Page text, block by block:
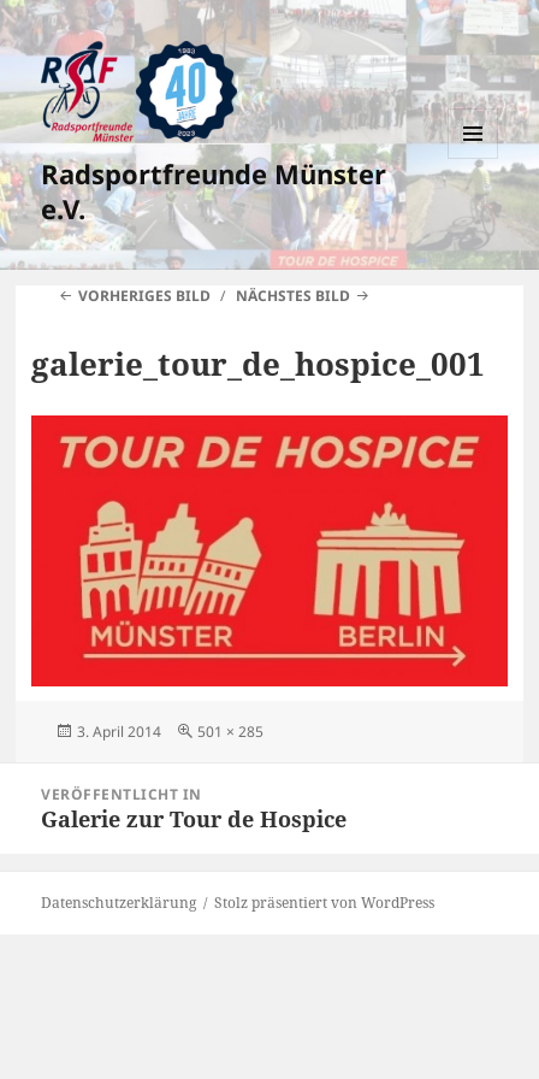
Radsportfreunde Münster
e.V.
MENÜ
UND
WIDGETS
VORHERIGES BILD NÄCHSTES BILD
galerie_tour_de_hospice_001
Veröffentlicht
3. April 2014 Originalgröße
501 × 285
VERÖFFENTLICHT IN
Galerie zur Tour de Hospice
Datenschutzerklärung Stolz präsentiert von WordPress